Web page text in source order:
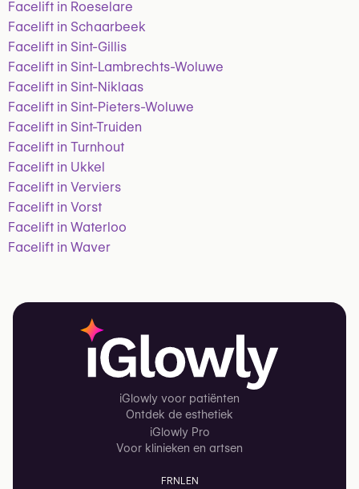
Facelift in Roeselare
Facelift in Schaarbeek
Facelift in Sint-Gillis
Facelift in Sint-Lambrechts-Woluwe
Facelift in Sint-Niklaas
Facelift in Sint-Pieters-Woluwe
Facelift in Sint-Truiden
Facelift in Turnhout
Facelift in Ukkel
Facelift in Verviers
Facelift in Vorst
Facelift in Waterloo
Facelift in Waver
iGlowly voor patiënten
Ontdek de esthetiek
iGlowly Pro
Voor klinieken en artsen
FRNLEN